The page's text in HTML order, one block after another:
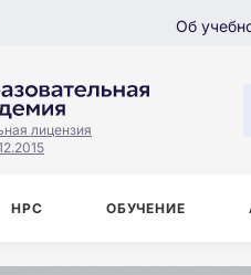
Об
лицензия
НРС ОБУЧЕНИЕ